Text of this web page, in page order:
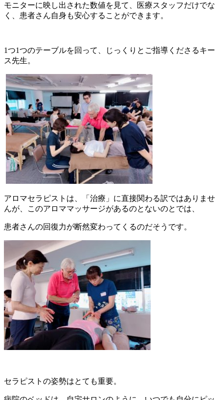
モニターに映し出された数値を見て、医療スタッフだけでな
く、患者さん自身も安心することができます。
1つ1つのテーブルを回って、じっくりとご指導くださるキー
ス先生。
アロマセラピストは、「治療」に直接関わる訳ではありませ
んが、このアロママッサージがあるのとないのとでは、
患者さんの回復力が断然変わってくるのだそうです。
セラピストの姿勢はとても重要。